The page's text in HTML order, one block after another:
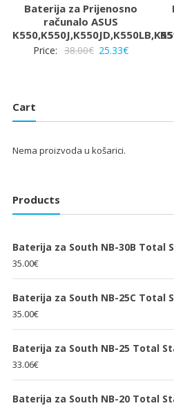
Baterija za Prijenosno
računalo ASUS
Price: 38.00€ Izvorna
38.00€.
25.33€Trenutna
Cart
Nema proizvoda u košarici.
Products
Baterija za South NB-30B Total
35.00€
Baterija za South NB-25C Total
35.00€
Baterija za South NB-25 Total
33.06€
Baterija za South NB-20 Total